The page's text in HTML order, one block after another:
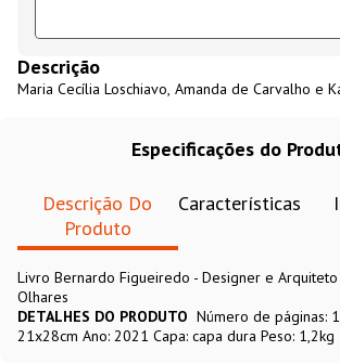
Descrição
Maria Cecília Loschiavo, Amanda de Carvalho e
Especificações do
Descrição Do
Produto
Características
Livro Bernardo Figueiredo - Designer e
Olhares
DETALHES DO PRODUTO Número de páginas:
21x28cm Ano: 2021 Capa: capa dura Peso: 1,2kg